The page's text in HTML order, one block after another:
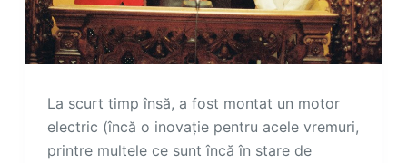
La scurt timp însă, a fost montat un motor
electric (încă o inovație pentru acele vremuri,
printre multele ce sunt încă în stare de